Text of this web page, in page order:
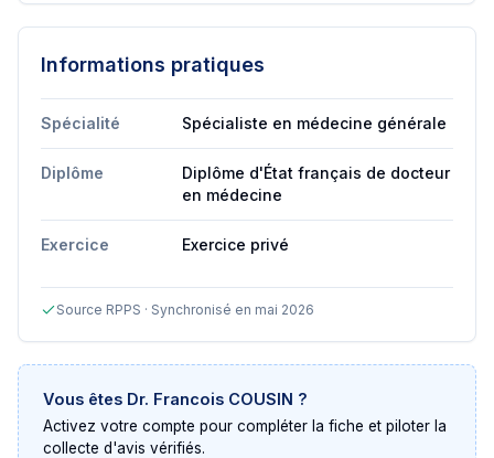
Informations pratiques
Spécialité Spécialiste en médecine générale
Diplôme
Diplôme d'État français de docteur
en médecine
Exercice Exercice privé
Source RPPS · Synchronisé en mai 2026
Vous êtes Dr. Francois COUSIN ?
Activez votre compte pour compléter la fiche et piloter la
collecte d'avis vérifiés.